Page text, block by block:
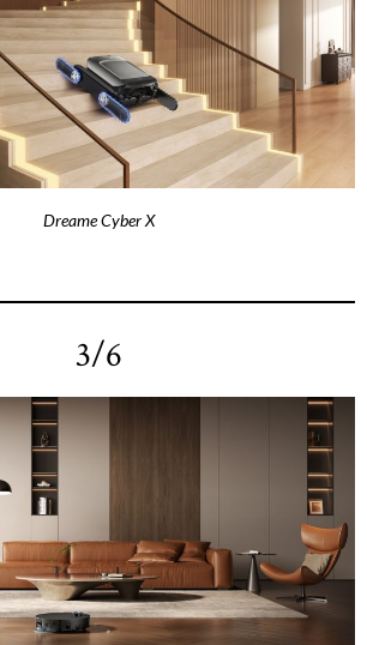
Dreame Cyber X
3/6